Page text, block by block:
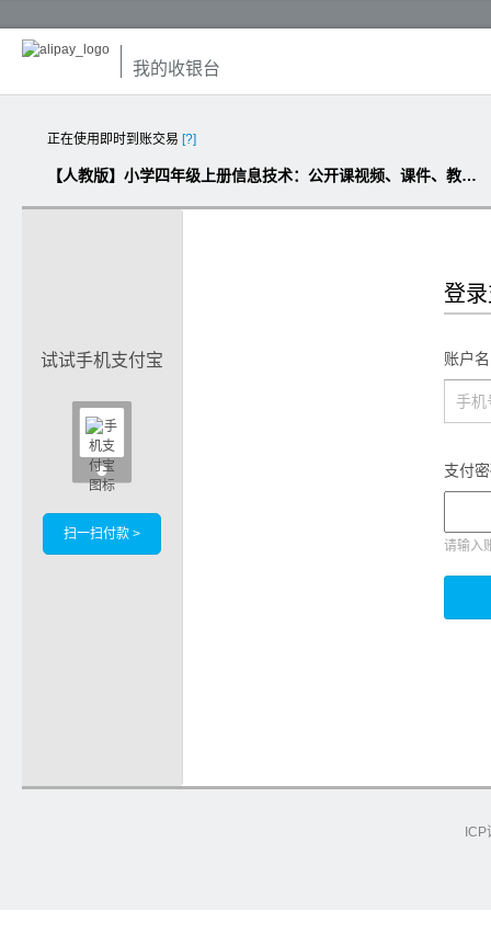
我的收银台
正在使用即时到账交易 [?]
【人教版】小学四年级上册信息技术：公开课视频、课件、教案（匹配版，共45份）
试试手机支付宝

扫一扫付款 >
登
账户
支付
请输入